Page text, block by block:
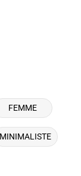
FEMME
MINIMALISTE